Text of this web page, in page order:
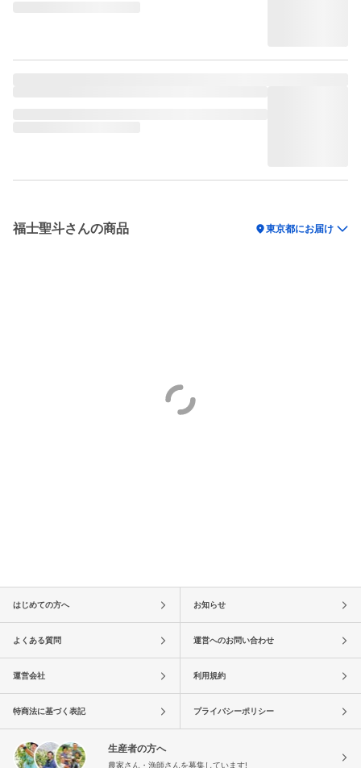
福士聖斗さんの商品 location_on東京都にお届け
はじめての方へ お知らせ
よくある質問 運営へのお問い合わせ
運営会社 利用規約
特商法に基づく表記 プライバシーポリシー
生産者の方へ
農家さん・漁師さんを募集しています!